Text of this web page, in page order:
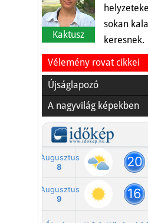
Kaktusz
sokan
keresnek.
Vélemény rovat cikkei
Újságlapozó
A nagyvilág képekben